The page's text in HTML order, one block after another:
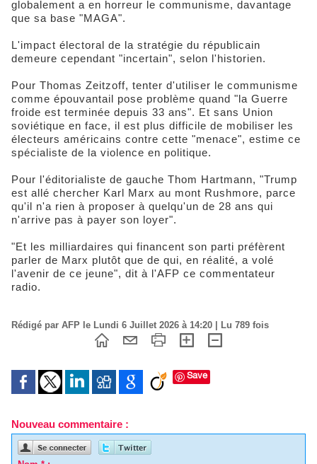
globalement a en horreur le communisme, davantage
que sa base "MAGA".
L'impact électoral de la stratégie du républicain
demeure cependant "incertain", selon l'historien.
Pour Thomas Zeitzoff, tenter d'utiliser le communisme
comme épouvantail pose problème quand "la Guerre
froide est terminée depuis 33 ans". Et sans Union
soviétique en face, il est plus difficile de mobiliser les
électeurs américains contre cette "menace", estime ce
spécialiste de la violence en politique.
Pour l'éditorialiste de gauche Thom Hartmann, "Trump
est allé chercher Karl Marx au mont Rushmore, parce
qu'il n'a rien à proposer à quelqu'un de 28 ans qui
n'arrive pas à payer son loyer".
"Et les milliardaires qui financent son parti préfèrent
parler de Marx plutôt que de qui, en réalité, a volé
l'avenir de ce jeune", dit à l'AFP ce commentateur
radio.
Rédigé par AFP le Lundi 6 Juillet 2026 à 14:20 | Lu 789 fois
Save
Nouveau commentaire :